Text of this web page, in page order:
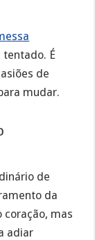
tentado. É
de
mudar.
de
da
coração, mas
adiar